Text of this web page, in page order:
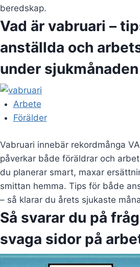
beredskap.
Vad är vabruari –
anställda och
under sjukmånaden
Arbete
Förälder
Vabruari innebär rekordmånga
påverkar både föräldrar och
du planerar smart, maxar
smittan hemma. Tips för både
– så klarar du årets sjukaste
Så svarar du på
svaga sidor på